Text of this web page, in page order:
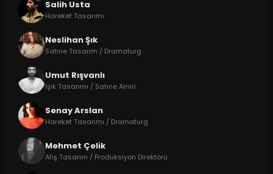
Salih Usta
Hareket Tasarımı
Neslihan Şık
Sahne Tasarım / Dramaturg
Umut Rışvanlı
Işık Tasarımı / Sahne Amiri
Senay Arslan
Hareket Tasarımı / Dramaturg
Mehmet Çelik
Afiş Tasarım / Prodüksiyon Direktörü